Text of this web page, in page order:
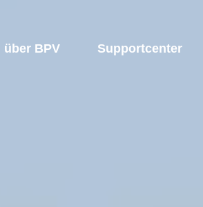
über BPV Supportcenter